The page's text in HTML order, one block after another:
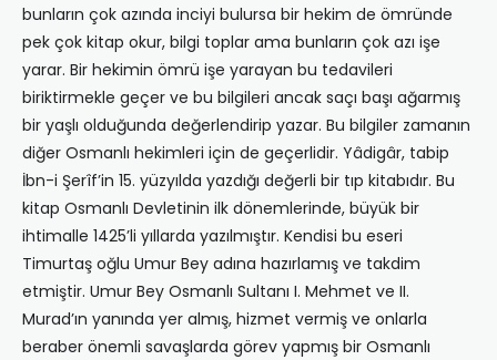
bunların çok azında inciyi bulursa bir hekim de ömründe
pek çok kitap okur, bilgi toplar ama bunların çok azı işe
yarar. Bir hekimin ömrü işe yarayan bu tedavileri
biriktirmekle geçer ve bu bilgileri ancak saçı başı ağarmış
bir yaşlı olduğunda değerlendirip yazar. Bu bilgiler zamanın
diğer Osmanlı hekimleri için de geçerlidir. Yâdigâr, tabip
İbn-i Şerîf’in 15. yüzyılda yazdığı değerli bir tıp kitabıdır. Bu
kitap Osmanlı Devletinin ilk dönemlerinde, büyük bir
ihtimalle 1425’li yıllarda yazılmıştır. Kendisi bu eseri
Timurtaş oğlu Umur Bey adına hazırlamış ve takdim
etmiştir. Umur Bey Osmanlı Sultanı I. Mehmet ve II.
Murad’ın yanında yer almış, hizmet vermiş ve onlarla
beraber önemli savaşlarda görev yapmış bir Osmanlı